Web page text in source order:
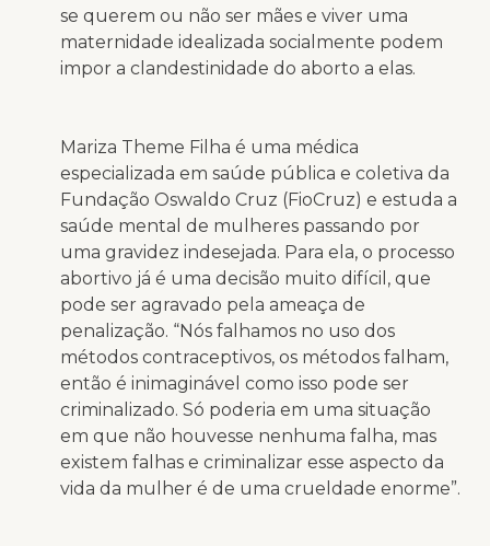
se querem ou não ser mães e viver uma
maternidade idealizada socialmente podem
impor a clandestinidade do aborto a elas.
Mariza Theme Filha é uma médica
especializada em saúde pública e coletiva da
Fundação Oswaldo Cruz (FioCruz) e estuda a
saúde mental de mulheres passando por
uma gravidez indesejada. Para ela, o processo
abortivo já é uma decisão muito difícil, que
pode ser agravado pela ameaça de
penalização. “Nós falhamos no uso dos
métodos contraceptivos, os métodos falham,
então é inimaginável como isso pode ser
criminalizado. Só poderia em uma situação
em que não houvesse nenhuma falha, mas
existem falhas e criminalizar esse aspecto da
vida da mulher é de uma crueldade enorme”.